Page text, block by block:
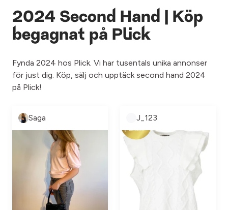
2024 Second Hand | Köp
begagnat på Plick
Fynda 2024 hos Plick. Vi har tusentals unika annonser
för just dig. Köp, sälj och upptäck second hand 2024
på Plick!
Saga J_123